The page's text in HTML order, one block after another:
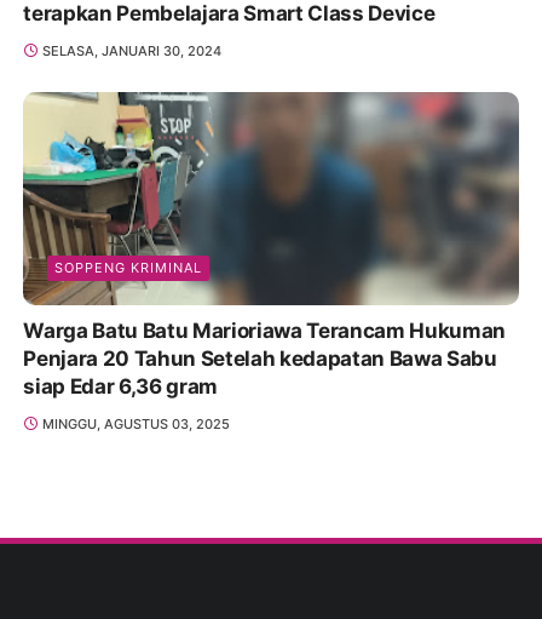
terapkan Pembelajara Smart Class Device
SELASA, JANUARI 30, 2024
SOPPENG KRIMINAL
Warga Batu Batu Marioriawa Terancam Hukuman
Penjara 20 Tahun Setelah kedapatan Bawa Sabu
siap Edar 6,36 gram
MINGGU, AGUSTUS 03, 2025